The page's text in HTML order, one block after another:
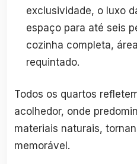
exclusividade, o luxo
espaço para até seis
cozinha completa,
requintado.
Todos os quartos
acolhedor, onde
materiais naturais,
memorável.